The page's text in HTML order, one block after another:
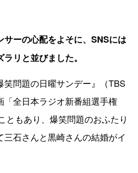
サーの心配をよそに、SNSには
リと並びました。
問題の日曜サンデー』（TBS
「全日本ラジオ新番組選手権
ともあり、爆笑問題のおふたり
石さんと黒崎さんの結婚がイ